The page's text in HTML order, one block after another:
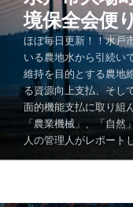
へ
境保全会便り
ほぼ毎日更新！！水戸
いる農地水から引続い
維持を目的とする農地
る資源向上支払、そし
面的機能支払に取り組
「農業機械」、「自
人の管理人がレポート